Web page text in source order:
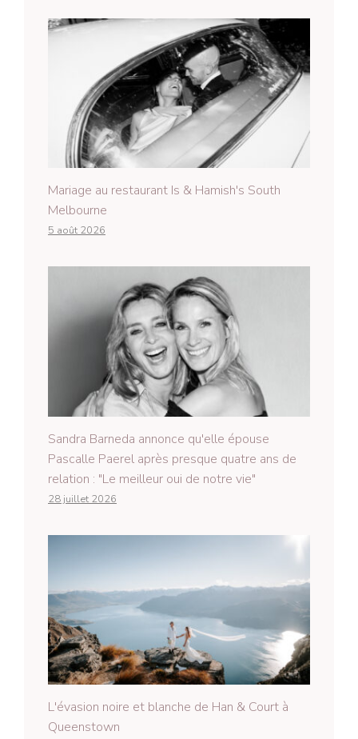
Mariage au restaurant Is & Hamish's South
Melbourne
5 août 2026
Sandra Barneda annonce qu'elle épouse
Pascalle Paerel après presque quatre ans de
relation : "Le meilleur oui de notre vie"
28 juillet 2026
L'évasion noire et blanche de Han & Court à
Queenstown